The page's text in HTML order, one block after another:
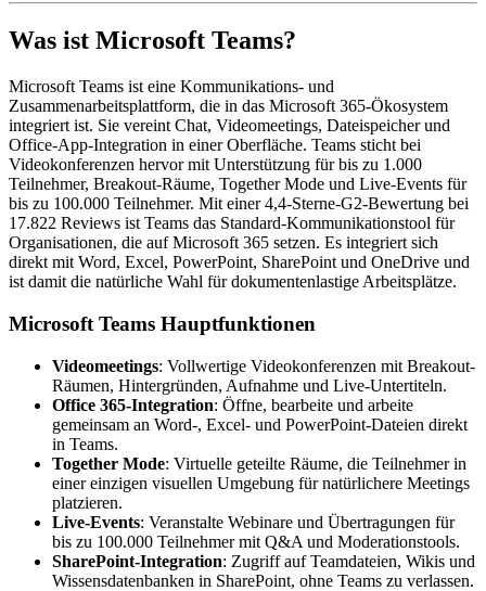
Was ist Microsoft Teams?
Microsoft Teams ist eine Kommunikations- und
Zusammenarbeitsplattform, die in das Microsoft 365-Ökosystem
integriert ist. Sie vereint Chat, Videomeetings, Dateispeicher und
Office-App-Integration in einer Oberfläche. Teams sticht bei
Videokonferenzen hervor mit Unterstützung für bis zu 1.000
Teilnehmer, Breakout-Räume, Together Mode und Live-Events für
bis zu 100.000 Teilnehmer. Mit einer 4,4-Sterne-G2-Bewertung bei
17.822 Reviews ist Teams das Standard-Kommunikationstool für
Organisationen, die auf Microsoft 365 setzen. Es integriert sich
direkt mit Word, Excel, PowerPoint, SharePoint und OneDrive und
ist damit die natürliche Wahl für dokumentenlastige Arbeitsplätze.
Microsoft Teams Hauptfunktionen
Videomeetings: Vollwertige Videokonferenzen mit Breakout-
Räumen, Hintergründen, Aufnahme und Live-Untertiteln.
Office 365-Integration: Öffne, bearbeite und arbeite
gemeinsam an Word-, Excel- und PowerPoint-Dateien direkt
in Teams.
Together Mode: Virtuelle geteilte Räume, die Teilnehmer in
einer einzigen visuellen Umgebung für natürlichere Meetings
platzieren.
Live-Events: Veranstalte Webinare und Übertragungen für
bis zu 100.000 Teilnehmer mit Q&A und Moderationstools.
SharePoint-Integration: Zugriff auf Teamdateien, Wikis und
Wissensdatenbanken in SharePoint, ohne Teams zu verlassen.